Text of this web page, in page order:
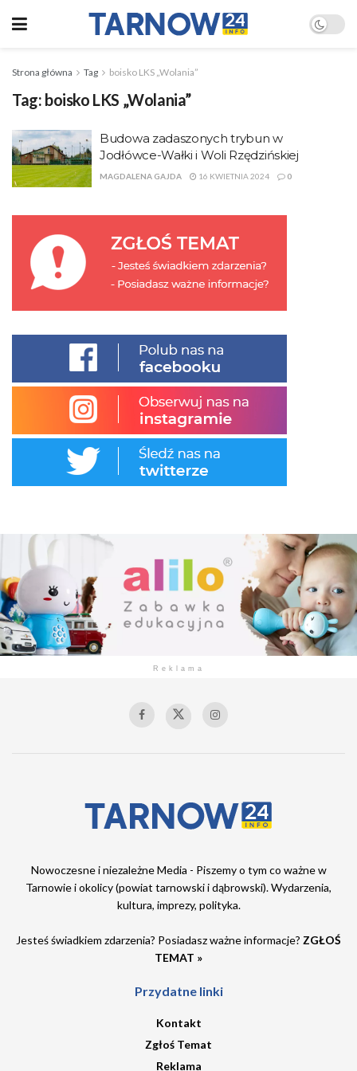
Strona główna Tag boisko LKS „Wolania”
Tag: boisko LKS „Wolania”
Budowa zadaszonych trybun w
Jodłówce-Wałki i Woli Rzędzińskiej
MAGDALENA GAJDA 16 KWIETNIA 2024 0
Reklama
Nowoczesne i niezależne Media - Piszemy o tym co ważne w
Tarnowie i okolicy (powiat tarnowski i dąbrowski). Wydarzenia,
kultura, imprezy, polityka.
Jesteś świadkiem zdarzenia? Posiadasz ważne informacje? ZGŁOŚ
TEMAT »
Przydatne linki
Kontakt
Zgłoś Temat
Reklama